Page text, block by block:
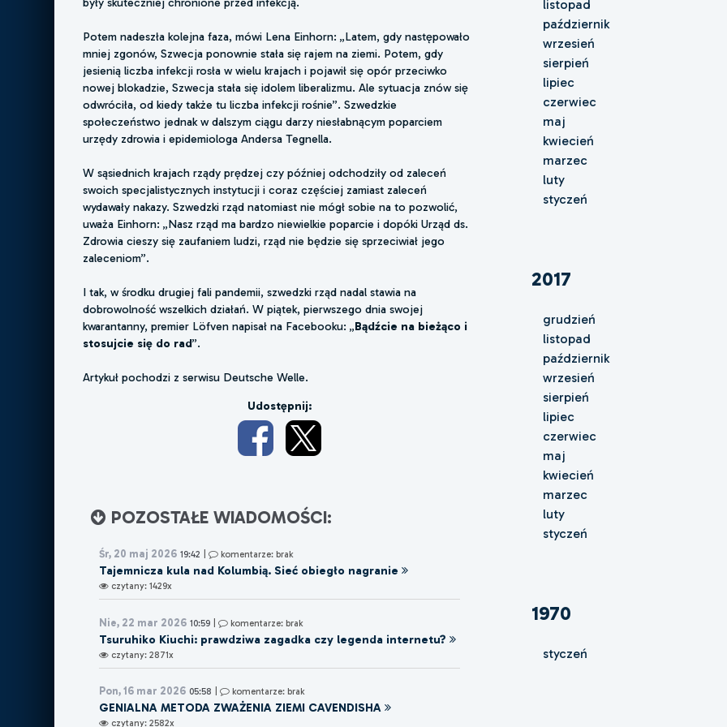
Potem nadeszła kolejna faza, mówi Lena Einhorn: „Latem, gdy następowało
mniej zgonów, Szwecja ponownie stała się rajem na ziemi. Potem, gdy
jesienią liczba infekcji rosła w wielu krajach i pojawił się opór przeciwko
nowej blokadzie, Szwecja stała się idolem liberalizmu. Ale sytuacja znów się
odwróciła, od kiedy także tu liczba infekcji rośnie”. Szwedzkie
społeczeństwo jednak w dalszym ciągu darzy niesłabnącym poparciem
urzędy zdrowia i epidemiologa Andersa Tegnella.
W sąsiednich krajach rządy prędzej czy później odchodziły od zaleceń
swoich specjalistycznych instytucji i coraz częściej zamiast zaleceń
wydawały nakazy. Szwedzki rząd natomiast nie mógł sobie na to pozwolić,
uważa Einhorn: „Nasz rząd ma bardzo niewielkie poparcie i dopóki Urząd ds.
Zdrowia cieszy się zaufaniem ludzi, rząd nie będzie się sprzeciwiał jego
zaleceniom”.
I tak, w środku drugiej fali pandemii, szwedzki rząd nadal stawia na
dobrowolność wszelkich działań. W piątek, pierwszego dnia swojej
kwarantanny, premier Löfven napisał na Facebooku: „Bądźcie na bieżąco i
stosujcie się do rad”.
Artykuł pochodzi z serwisu Deutsche Welle.
Udostępnij:
POZOSTAŁE WIADOMOŚCI:
Śr, 20 maj 2026 19:42 | komentarze: brak
Tajemnicza kula nad Kolumbią. Sieć obiegło nagranie
czytany: 1429x
Nie, 22 mar 2026 10:59 | komentarze: brak
Tsuruhiko Kiuchi: prawdziwa zagadka czy legenda internetu?
czytany: 2871x
Pon, 16 mar 2026 05:58 | komentarze: brak
GENIALNA METODA ZWAŻENIA ZIEMI CAVENDISHA
czytany: 2582x
listopad
październik
wrzesień
sierpień
lipiec
czerwiec
maj
kwiecień
marzec
luty
styczeń
2017
grudzień
listopad
październik
wrzesień
sierpień
lipiec
czerwiec
maj
kwiecień
marzec
luty
styczeń
1970
styczeń